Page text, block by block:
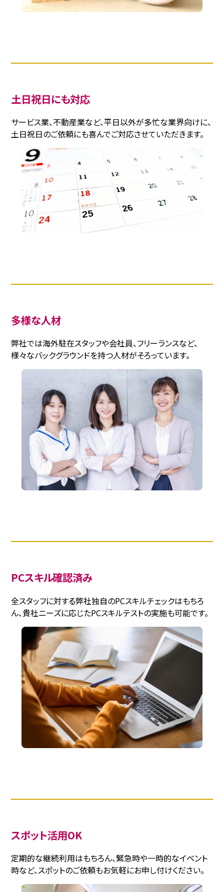
土日祝日にも対応
サービス業、不動産業など、平日以外が多忙な業界向けに、
土日祝日のご依頼にも喜んでご対応させていただきます。
多様な人材
弊社では海外駐在スタッフや会社員、フリーランスなど、
様々なバックグラウンドを持つ人材がそろっています。
PCスキル確認済み
全スタッフに対する弊社独自のPCスキルチェックはもちろ
ん、貴社ニーズに応じたPCスキルテストの実施も可能です。
スポット活用OK
定期的な継続利用はもちろん、緊急時や一時的なイベント
時など、スポットのご依頼もお気軽にお申し付けください。